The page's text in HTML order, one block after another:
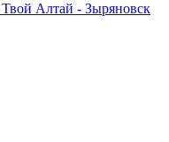
Твой Алтай - Зыряновск